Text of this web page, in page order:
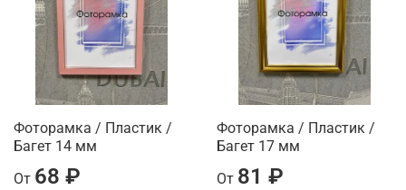
Фоторамка / Пластик /
Багет 14 мм
От 68 ₽
Фоторамка / Пластик /
Багет 17 мм
От 81 ₽